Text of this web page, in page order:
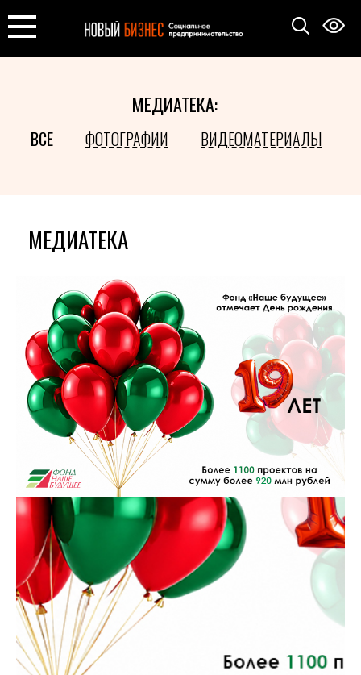
МЕДИАТЕКА:
ВСЕ ФОТОГРАФИИ ВИДЕОМАТЕРИАЛЫ
МЕДИАТЕКА